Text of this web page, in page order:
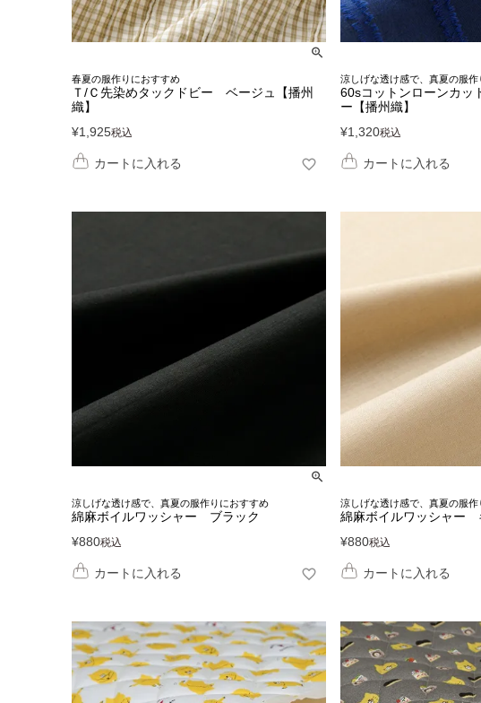
春夏の服作りにおすすめ
Ｔ/Ｃ先染めタックドビー ベージュ【播州
織】
¥1,925税込
カートに入れる
涼しげな透け感で、真夏の服
60sコットンローンカ
ー【播州織】
¥1,320税込
カートに入れる
涼しげな透け感で、真夏の服作りにおすすめ
綿麻ボイルワッシャー ブラック
¥880税込
カートに入れる
涼しげな透け感で、真夏の服
綿麻ボイルワッシャー
¥880税込
カートに入れる